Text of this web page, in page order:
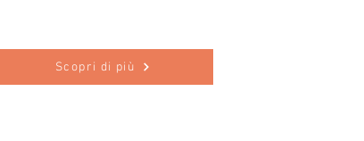
Scopri di più